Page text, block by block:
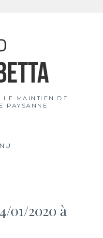
LE MAINTIEN DE
PAYSANNE
01/2020 à